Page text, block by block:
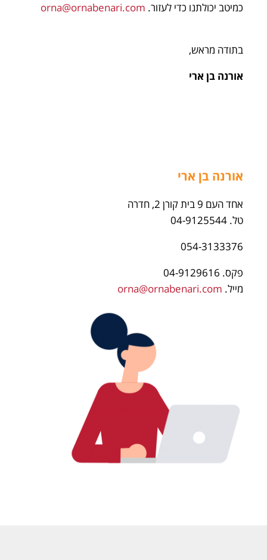
כמיטב יכולתנו כדי לעזור. orna@ornabenari.com
בתודה מראש,
אורנה בן ארי
אורנה בן ארי
אחד העם 9 בית קורן 2, חדרה
טל. 04-9125544
054-3133376
פקס. 04-9129616
מייל. orna@ornabenari.com